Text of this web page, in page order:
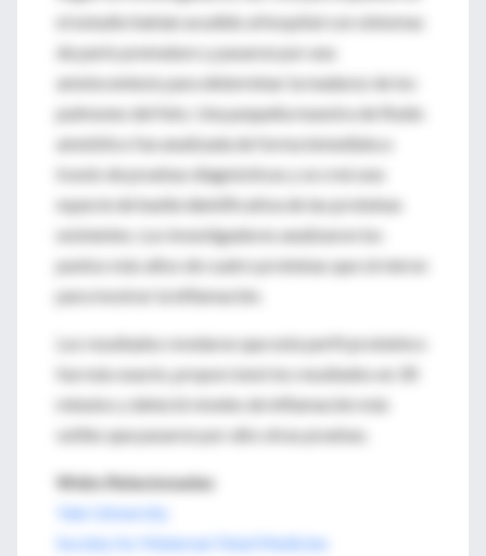
el estudio habían acudido al hospital con síntomas
de parto prematuro y pasaron por una
amniocentesis para determinar la madurez de los
pulmones del feto. Una pequeña muestra de fluido
amniótico fue analizada de forma inmediata a
través de pruebas diagnósticas y se creó una
especie de huella identificativa de las proteínas
existentes. Los investigadores analizaron los
puntos más altos de cuatro proteínas que sirvieron
para mostrar la inflamación.
Los resultados revelaron que este perfil proteínico
fue más exacto, proporcionó los resultados en 30
minutos y detectó niveles de inflamación más
sutiles que pasaron por alto otras pruebas.
Webs Relacionadas
Yale University
Society for Maternal-Fetal Medicine